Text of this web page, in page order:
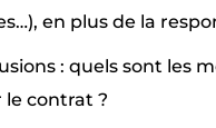
en plus de la
: quels sont les
le contrat ?